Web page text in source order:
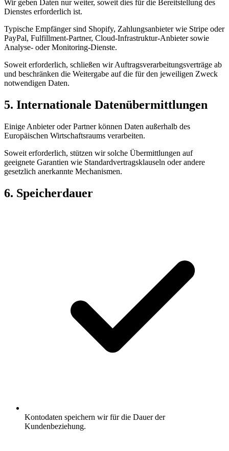
Wir geben Daten nur weiter, soweit dies für die Bereitstellung des
Dienstes erforderlich ist.
Typische Empfänger sind Shopify, Zahlungsanbieter wie Stripe oder
PayPal, Fulfillment-Partner, Cloud-Infrastruktur-Anbieter sowie
Analyse- oder Monitoring-Dienste.
Soweit erforderlich, schließen wir Auftragsverarbeitungsverträge ab
und beschränken die Weitergabe auf die für den jeweiligen Zweck
notwendigen Daten.
5. Internationale Datenübermittlungen
Einige Anbieter oder Partner können Daten außerhalb des
Europäischen Wirtschaftsraums verarbeiten.
Soweit erforderlich, stützen wir solche Übermittlungen auf
geeignete Garantien wie Standardvertragsklauseln oder andere
gesetzlich anerkannte Mechanismen.
6. Speicherdauer
Kontodaten speichern wir für die Dauer der
Kundenbeziehung.